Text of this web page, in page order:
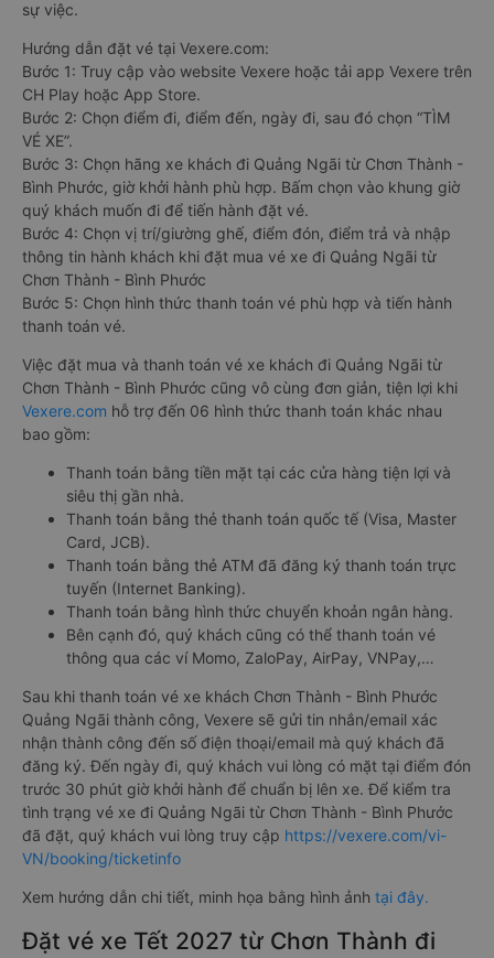
Bình Phước nào của quý khách tại trang web
được Vexere cam kết giải quyết sự cố. Chính sách tặng
coupon giảm giá hoặc hoàn tiền sẽ tùy theo từng trường hợp
sự việc.
Hướng dẫn đặt vé tại Vexere.com:
Bước 1: Truy cập vào website Vexere hoặc tải app Vexere trên
CH Play hoặc App Store.
Bước 2: Chọn điểm đi, điểm đến, ngày đi, sau đó chọn “TÌM
VÉ XE”.
Bước 3: Chọn hãng xe khách đi Quảng Ngãi từ Chơn Thành -
Bình Phước, giờ khởi hành phù hợp. Bấm chọn vào khung giờ
quý khách muốn đi để tiến hành đặt vé.
Bước 4: Chọn vị trí/giường ghế, điểm đón, điểm trả và nhập
thông tin hành khách khi đặt mua vé xe đi Quảng Ngãi từ
Chơn Thành - Bình Phước
Bước 5: Chọn hình thức thanh toán vé phù hợp và tiến hành
thanh toán vé.
Việc đặt mua và thanh toán vé xe khách đi Quảng Ngãi từ
Chơn Thành - Bình Phước cũng vô cùng đơn giản, tiện lợi khi
Vexere.comhỗ trợ đến 06 hình thức thanh toán khác nhau
bao gồm:
Thanh toán bằng tiền mặt tại các cửa hàng tiện lợi và
siêu thị gần nhà.
Thanh toán bằng thẻ thanh toán quốc tế (Visa, Master
Card, JCB).
Thanh toán bằng thẻ ATM đã đăng ký thanh toán trực
tuyến (Internet Banking).
Thanh toán bằng hình thức chuyển khoản ngân hàng.
Bên cạnh đó, quý khách cũng có thể thanh toán vé
thông qua các ví Momo, ZaloPay, AirPay, VNPay,…
Sau khi thanh toán vé xe khách Chơn Thành - Bình Phước
Quảng Ngãi thành công, Vexere sẽ gửi tin nhắn/email xác
nhận thành công đến số điện thoại/email mà quý khách đã
đăng ký. Đến ngày đi, quý khách vui lòng có mặt tại điểm đón
trước 30 phút giờ khởi hành để chuẩn bị lên xe. Để kiểm tra
tình trạng vé xe đi Quảng Ngãi từ Chơn Thành - Bình Phước
VN/booking/ticketinfo